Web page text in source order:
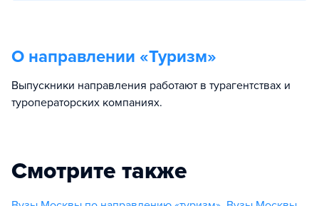
О направлении «Туризм»
Выпускники направления работают в турагентствах и
туроператорских компаниях.
Смотрите также